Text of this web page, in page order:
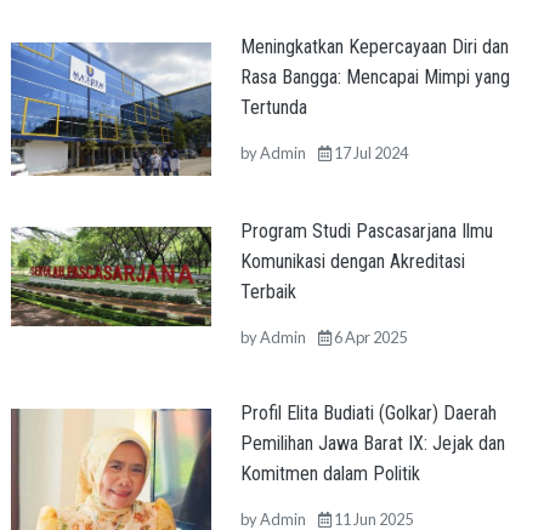
Meningkatkan Kepercayaan Diri dan
Rasa Bangga: Mencapai Mimpi yang
Tertunda
byAdmin 17 Jul 2024
Program Studi Pascasarjana Ilmu
Komunikasi dengan Akreditasi
Terbaik
byAdmin 6 Apr 2025
Profil Elita Budiati (Golkar) Daerah
Pemilihan Jawa Barat IX: Jejak dan
Komitmen dalam Politik
byAdmin 11 Jun 2025